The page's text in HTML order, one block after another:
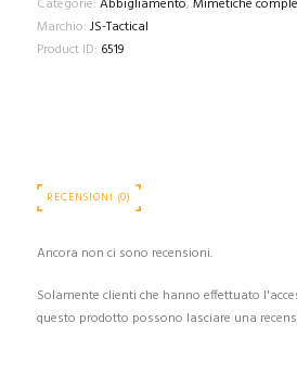
Categorie: Abbigliamento, Mimetiche
Marchio: JS-Tactical
Product ID: 6519
RECENSIONI (0)
Ancora non ci sono recensioni.
Solamente clienti che hanno effettuato
questo prodotto possono lasciare una